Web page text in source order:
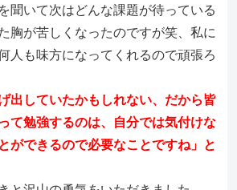
聞いて次はどんな課題が待っている
胸が苦しくなったのですが笑、私に
人も味方になってくれるので頑張ろ
出していたかもしれない、だから皆
て勉強するのは、自分では気付けな
ができるので必要なことですね」と